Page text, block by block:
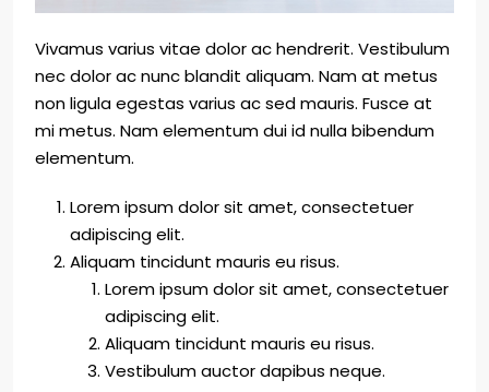
Vivamus varius vitae dolor ac hendrerit. Vestibulum
nec dolor ac nunc blandit aliquam. Nam at metus
non ligula egestas varius ac sed mauris. Fusce at
mi metus. Nam elementum dui id nulla bibendum
elementum.
Lorem ipsum dolor sit amet, consectetuer
adipiscing elit.
Aliquam tincidunt mauris eu risus.
Lorem ipsum dolor sit amet, consectetuer
adipiscing elit.
Aliquam tincidunt mauris eu risus.
Vestibulum auctor dapibus neque.